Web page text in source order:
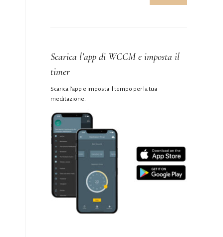
Scarica l’app di WCCM e imposta il
timer
Scarica l’app e imposta il tempo per la tua
meditazione.